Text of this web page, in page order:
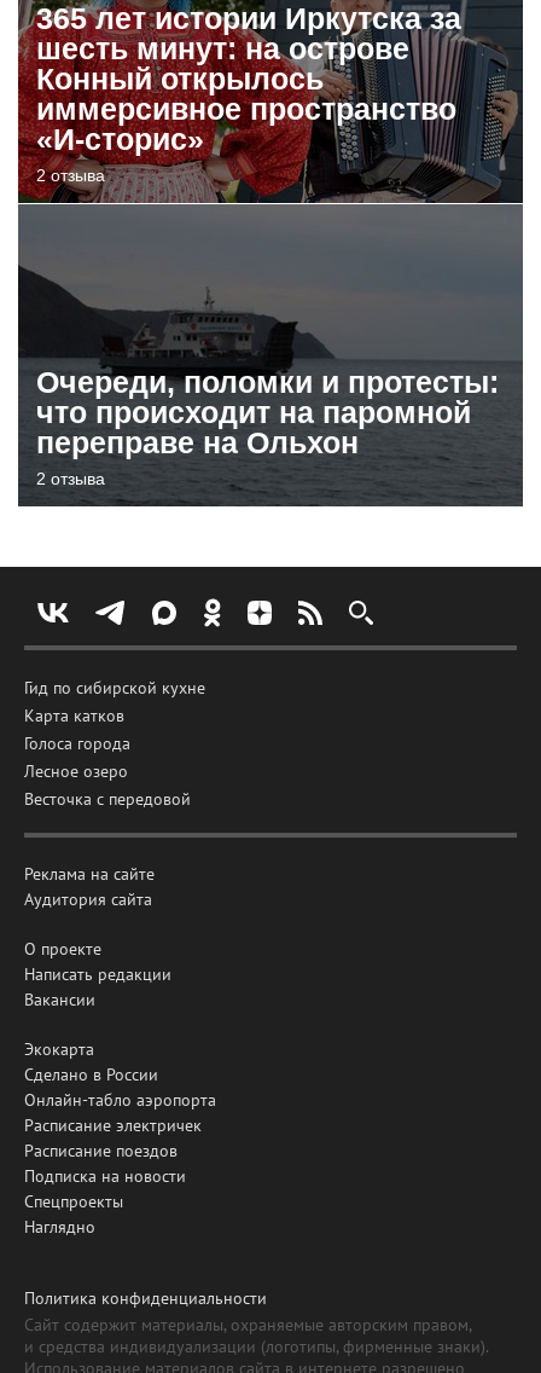
365 лет истории Иркутска за
шесть минут: на острове
Конный открылось
иммерсивное пространство
«И-сторис»
2 отзыва
Очереди, поломки и протесты:
что происходит на паромной
переправе на Ольхон
2 отзыва
Гид по сибирской кухне
Карта катков
Голоса города
Лесное озеро
Весточка с передовой
Реклама на сайте
Аудитория сайта
О проекте
Написать редакции
Вакансии
Экокарта
Сделано в России
Онлайн-табло аэропорта
Расписание электричек
Расписание поездов
Подписка на новости
Спецпроекты
Наглядно
Политика конфиденциальности
Сайт содержит материалы, охраняемые авторским правом,
и средства индивидуализации (логотипы, фирменные знаки).
Использование материалов сайта в интернете разрешено